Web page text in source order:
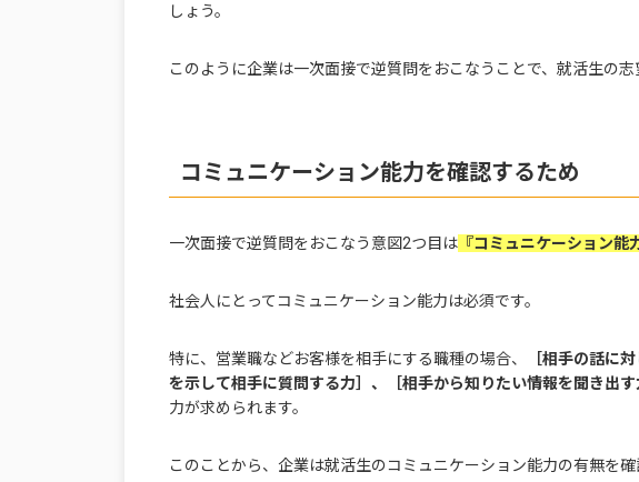
しょう。
このように企業は一次面接で逆質問をおこなうことで、就活生の志
コミュニケーション能力を確認するため
一次面接で逆質問をおこなう意図2つ目は 『コミュニケーション能
社会人にとってコミュニケーション能力は必須です。
特に、営業職などお客様を相手にする職種の場合、
［相手の話に
を示して相手に質問する力］、［相手から知りたい情報を聞き出す
力が求められます。
このことから、企業は就活生のコミュニケーション能力の有無を